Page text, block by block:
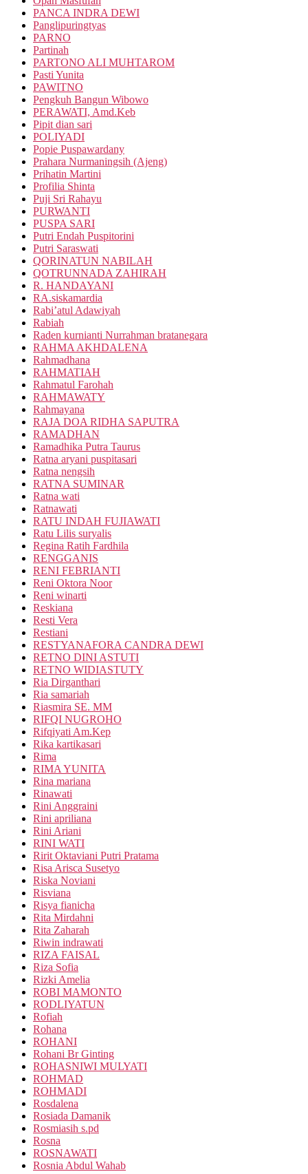
PANCA INDRA DEWI
Panglipuringtyas
PARNO
Partinah
PARTONO ALI MUHTAROM
Pasti Yunita
PAWITNO
Pengkuh Bangun Wibowo
PERAWATI, Amd.Keb
Pipit dian sari
POLIYADI
Popie Puspawardany
Prahara Nurmaningsih (Ajeng)
Prihatin Martini
Profilia Shinta
Puji Sri Rahayu
PURWANTI
PUSPA SARI
Putri Endah Puspitorini
Putri Saraswati
QORINATUN NABILAH
QOTRUNNADA ZAHIRAH
R. HANDAYANI
RA.siskamardia
Rabi’atul Adawiyah
Rabiah
Raden kurnianti Nurrahman bratanegara
RAHMA AKHDALENA
Rahmadhana
RAHMATIAH
Rahmatul Farohah
RAHMAWATY
Rahmayana
RAJA DOA RIDHA SAPUTRA
RAMADHAN
Ramadhika Putra Taurus
Ratna aryani puspitasari
Ratna nengsih
RATNA SUMINAR
Ratna wati
Ratnawati
RATU INDAH FUJIAWATI
Ratu Lilis suryalis
Regina Ratih Fardhila
RENGGANIS
RENI FEBRIANTI
Reni Oktora Noor
Reni winarti
Reskiana
Resti Vera
Restiani
RESTYANAFORA CANDRA DEWI
RETNO DINI ASTUTI
RETNO WIDIASTUTY
Ria Dirganthari
Ria samariah
Riasmira SE. MM
RIFQI NUGROHO
Rifqiyati Am.Kep
Rika kartikasari
Rima
RIMA YUNITA
Rina mariana
Rinawati
Rini Anggraini
Rini apriliana
Rini Ariani
RINI WATI
Ririt Oktaviani Putri Pratama
Risa Arisca Susetyo
Riska Noviani
Risviana
Risya fianicha
Rita Mirdahni
Rita Zaharah
Riwin indrawati
RIZA FAISAL
Riza Sofia
Rizki Amelia
ROBI MAMONTO
RODLIYATUN
Rofiah
Rohana
ROHANI
Rohani Br Ginting
ROHASNIWI MULYATI
ROHMAD
ROHMADI
Rosdalena
Rosiada Damanik
Rosmiasih s.pd
Rosna
ROSNAWATI
Rosnia Abdul Wahab